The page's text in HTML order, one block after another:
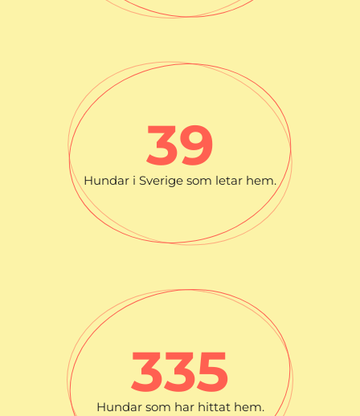
Hundar i Sverige som letar hem.
39
Hundar som har hittat hem.
335